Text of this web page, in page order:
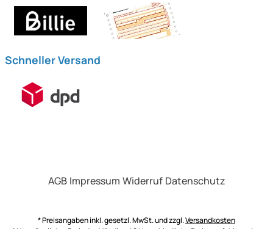
Schneller Versand
AGB Impressum Widerruf Datenschutz
* Preisangaben inkl. gesetzl. MwSt. und zzgl.Versandkosten